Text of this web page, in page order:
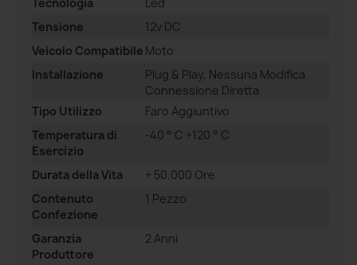
Tensione
12v DC
Veicolo Compatibile Moto
Installazione
Plug & Play, Nessuna Modifica.
Connessione Diretta
Tipo Utilizzo
Faro Aggiuntivo
Temperatura di
Esercizio
-40 ° C +120 ° C
Durata della Vita
+ 50.000 Ore
Contenuto
Confezione
1 Pezzo
Garanzia
Produttore
2 Anni